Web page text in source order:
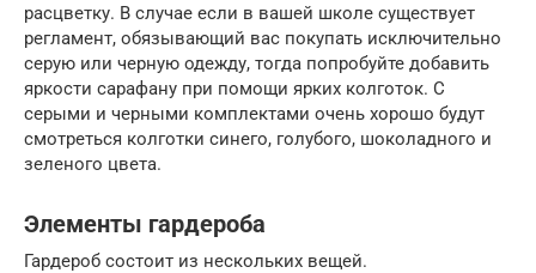
расцветку. В случае если в вашей школе существует
регламент, обязывающий вас покупать исключительно
серую или черную одежду, тогда попробуйте добавить
яркости сарафану при помощи ярких колготок. С
серыми и черными комплектами очень хорошо будут
смотреться колготки синего, голубого, шоколадного и
зеленого цвета.
Элементы гардероба
Гардероб состоит из нескольких вещей.